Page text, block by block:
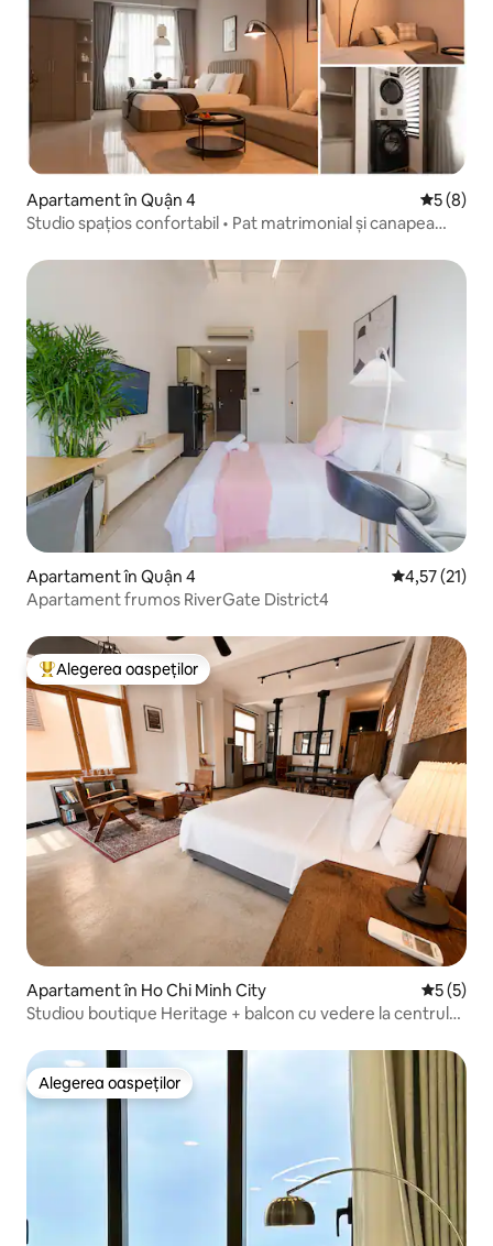
Apartament în Quận 4 Scor
5 (8)
Studio spațios confortabil • Pat matrimonial și canapea
Apartament în Quận 4 Scor mediu
4,57 (21)
Apartament frumos RiverGate District4
Locuință din topul categoriei Alegerea oaspeților
Alegerea oaspeților
Apartament în Ho Chi Minh City Scor
5 (5)
Studiou boutique Heritage + balcon cu vedere la centrul
Alegerea oaspeților
Alegerea oaspeților